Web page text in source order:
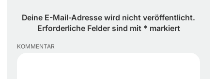
Deine E-Mail-Adresse wird nicht veröffentlicht.
Erforderliche Felder sind mit * markiert
KOMMENTAR